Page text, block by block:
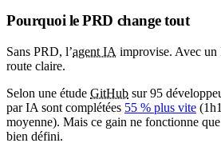
Pourquoi le PRD change tout
Sans PRD, l’agent IA improvise. Avec
route claire.
Selon une étude GitHub sur 95
par IA sont complétées 55 % plus vite
moyenne). Mais ce gain ne fonctionne
bien défini.